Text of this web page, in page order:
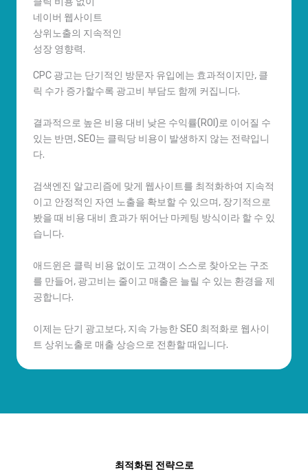
네이버 웹사이트
상위노출의 지속적인
성장 영향력.
CPC 광고는 단기적인 방문자 유입에는 효과적이지만, 클
릭 수가 증가할수록 광고비 부담도 함께 커집니다.
결과적으로 높은 비용 대비 낮은 수익률(ROI)로 이어질 수
있는 반면, SEO는 클릭당 비용이 발생하지 않는 전략입니
다.
검색엔진 알고리즘에 맞게 웹사이트를 최적화하여 지속적
이고 안정적인 자연 노출을 확보할 수 있으며, 장기적으로
봤을 때 비용 대비 효과가 뛰어난 마케팅 방식이라 할 수 있
습니다.
애드윈은 클릭 비용 없이도 고객이 스스로 찾아오는 구조
를 만들어, 광고비는 줄이고 매출은 늘릴 수 있는 환경을 제
공합니다.
이제는 단기 광고보다, 지속 가능한 SEO 최적화로 웹사이
트 상위노출로 매출 상승으로 전환할 때입니다.
최적화된 전략으로